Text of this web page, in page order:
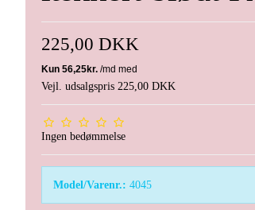
225,00 DKK
Vejl. udsalgspris 225,00 DKK
Ingen bedømmelse
Model/Varenr.: 4045